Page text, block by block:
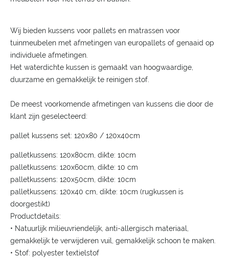
Wij bieden kussens voor pallets en matrassen voor
tuinmeubelen met afmetingen van europallets of genaaid op
individuele afmetingen.
Het waterdichte kussen is gemaakt van hoogwaardige,
duurzame en gemakkelijk te reinigen stof.
De meest voorkomende afmetingen van kussens die door de
klant zijn geselecteerd:
pallet kussens set: 120x80 / 120x40cm
palletkussens: 120x80cm, dikte: 10cm
palletkussens: 120x60cm, dikte: 10 cm
palletkussens: 120x50cm, dikte: 10cm
palletkussens: 120x40 cm, dikte: 10cm (rugkussen is
doorgestikt)
Productdetails:
• Natuurlijk milieuvriendelijk, anti-allergisch materiaal,
gemakkelijk te verwijderen vuil, gemakkelijk schoon te maken.
• Stof: polyester textielstof